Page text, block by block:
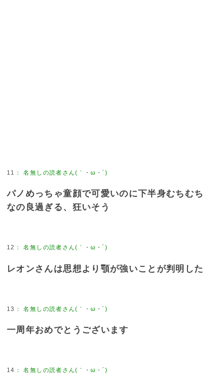
11 ：名無しの読者さん(｀・ω・´)
パノめっちゃ童顔で可愛いのに下半身むちむち
なの良過ぎる、狂いそう
12 ：名無しの読者さん(｀・ω・´)
レオンさんは思想より顎が強いことが判明した
13 ：名無しの読者さん(｀・ω・´)
一周年おめでとうございます
14 ：名無しの読者さん(｀・ω・´)